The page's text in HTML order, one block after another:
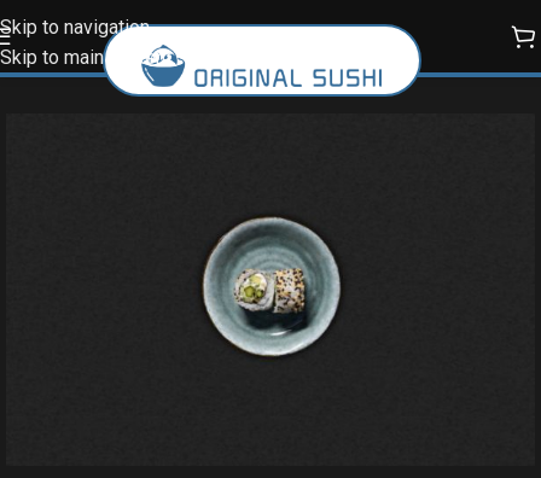
Skip to navigation
Skip to main content